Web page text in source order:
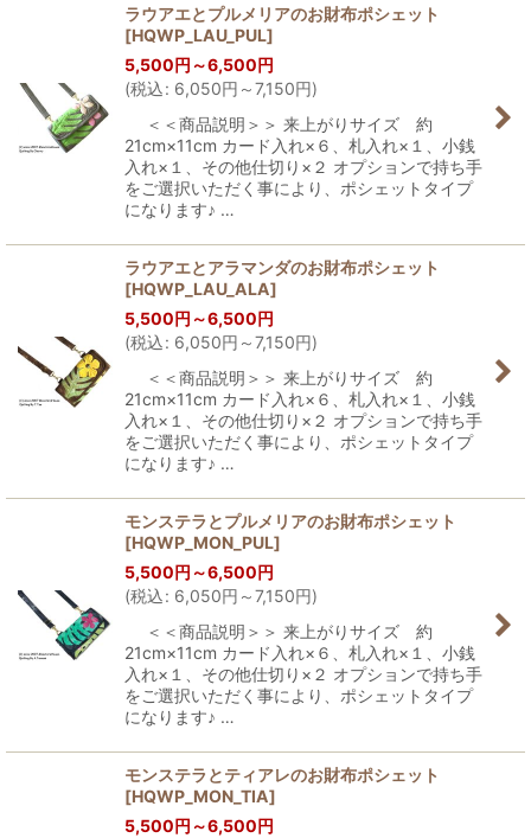
ラウアエとプルメリアのお財布ポシェット
[HQWP_LAU_PUL]
5,500円 ～6,500円
(税込: 6,050円 ～7,150円)
＜＜商品説明＞＞ 来上がりサイズ 約
21cm×11cm カード入れ×６、札入れ×１、小銭
入れ×１、その他仕切り×２ オプションで持ち手
をご選択いただく事により、ポシェットタイプ
になります♪ …
ラウアエとアラマンダのお財布ポシェット
[HQWP_LAU_ALA]
5,500円 ～6,500円
(税込: 6,050円 ～7,150円)
＜＜商品説明＞＞ 来上がりサイズ 約
21cm×11cm カード入れ×６、札入れ×１、小銭
入れ×１、その他仕切り×２ オプションで持ち手
をご選択いただく事により、ポシェットタイプ
になります♪ …
モンステラとプルメリアのお財布ポシェット
[HQWP_MON_PUL]
5,500円 ～6,500円
(税込: 6,050円 ～7,150円)
＜＜商品説明＞＞ 来上がりサイズ 約
21cm×11cm カード入れ×６、札入れ×１、小銭
入れ×１、その他仕切り×２ オプションで持ち手
をご選択いただく事により、ポシェットタイプ
になります♪ …
モンステラとティアレのお財布ポシェット
[HQWP_MON_TIA]
5,500円 ～6,500円